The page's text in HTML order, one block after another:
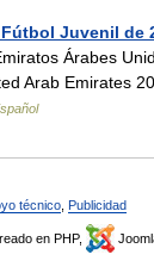
Juvenil de
Árabes
Arab Emirates
técnico, Publicidad
en PHP,